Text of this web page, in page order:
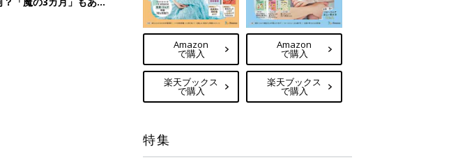
Amazon
で購入
楽天ブックス
で購入
Amazon
で購入
楽天ブックス
で購入
特集